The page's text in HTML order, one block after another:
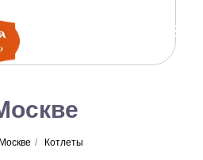
/ Котлеты